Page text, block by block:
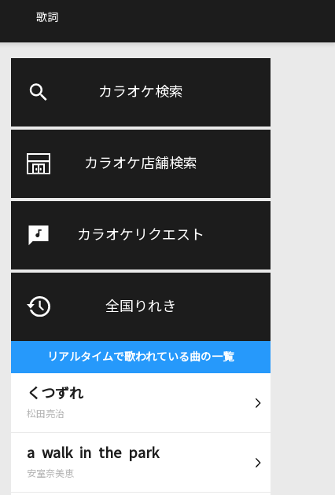
歌詞
カラオケ検索
カラオケ店舗検索
カラオケリクエスト
全国りれき
リアルタイムで歌われている曲の一覧
くつずれ
松田亮治
a walk in the park
安室奈美恵